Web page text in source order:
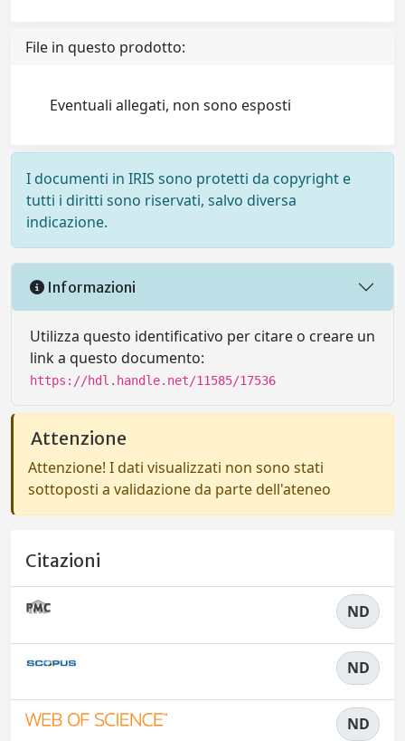
File in questo prodotto:
Eventuali allegati, non sono esposti
I documenti in IRIS sono protetti da copyright e
tutti i diritti sono riservati, salvo diversa
indicazione.
Informazioni
Utilizza questo identificativo per citare o creare un
link a questo documento:
https://hdl.handle.net/11585/17536
Attenzione
Attenzione! I dati visualizzati non sono stati
sottoposti a validazione da parte dell'ateneo
Citazioni
ND
ND
ND